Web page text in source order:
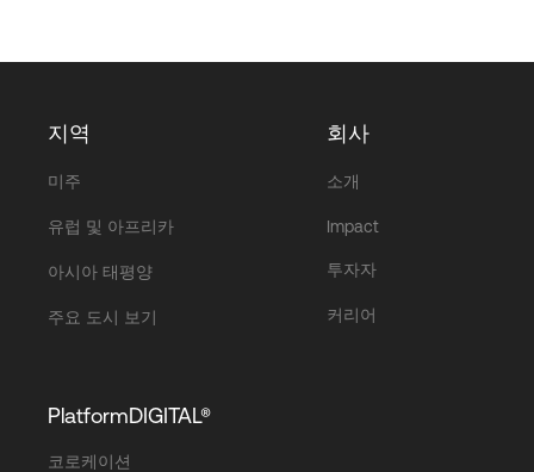
지역
미주
유럽 및 아프리카
아시아 태평양
주요 도시 보기
회사
소개
Impact
투자자
커리어
PlatformDIGITAL®
코로케이션